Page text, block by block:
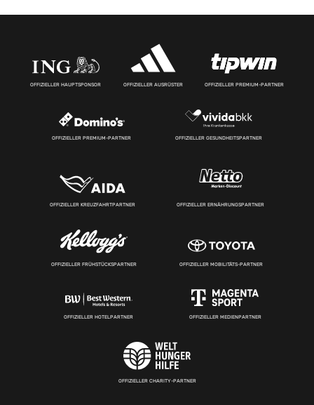
OFFIZIELLER HAUPTSPONSOR OFFIZIELLER AUSRÜSTER OFFIZIELLER PREMIUM-PARTNER
OFFIZIELLER PREMIUM-PARTNER OFFIZIELLER GESUNDHEITSPARTNER
OFFIZIELLER KREUZFAHRTPARTNER OFFIZIELLER ERNÄHRUNGSPARTNER
OFFIZIELLER FRÜHSTÜCKSPARTNER OFFIZIELLER MOBILITÄTS-PARTNER
OFFIZIELLER HOTELPARTNER OFFIZIELLER MEDIENPARTNER
OFFIZIELLER CHARITY-PARTNER